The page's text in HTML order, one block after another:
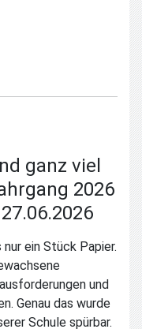
ganz viel
2026
ein Stück Papier.
und
Genau das wurde
Schule spürbar.